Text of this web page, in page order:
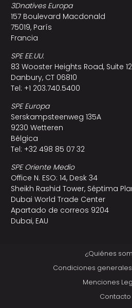
3Dnatives Europa
157 Boulevard Macdonald
75019, París
Francia
SPE EE.UU.
83 Wooster Heights Road, Suite
Danbury, CT 06810
Tel: +1 203.740.5400
SPE Europa
Serskampsteenweg 135A
9230 Wetteren
Bélgica
Tel: +32 498 85 07 32
SPE Oriente Medio
Office N. ESO: 14, Desk 34
Sheikh Rashid Tower, Séptima
Dubai World Trade Center
Apartado de correos 9204
Dubai, EAU
¿Quiénes
Condiciones
Menciones
Contacto